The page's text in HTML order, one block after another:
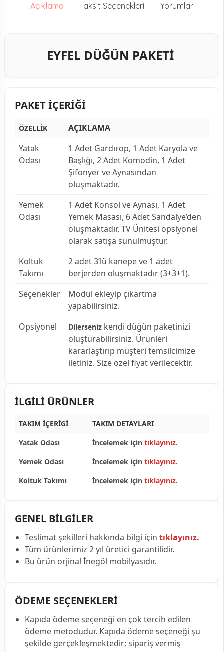
Açıklama Taksit Seçenekleri Yorumlar
EYFEL DÜĞÜN PAKETİ
PAKET İÇERİĞİ
ÖZELLİK
AÇIKLAMA
Yatak
Odası
1 Adet Gardırop, 1 Adet Karyola ve
Başlığı, 2 Adet Komodin, 1 Adet
Şifonyer ve Aynasından
oluşmaktadır.
Yemek
Odası
1 Adet Konsol ve Aynası, 1 Adet
Yemek Masası, 6 Adet Sandalye’den
oluşmaktadır. TV Ünitesi opsiyonel
olarak satışa sunulmuştur.
Koltuk
Takımı
2 adet 3’lü kanepe ve 1 adet
berjerden oluşmaktadır (3+3+1).
Seçenekler
Modül ekleyip çıkartma
yapabilirsiniz.
Opsiyonel
Dilerseniz kendi düğün paketinizi
oluşturabilirsiniz. Ürünleri
kararlaştırıp müşteri temsilcimize
iletiniz. Size özel fiyat verilecektir.
İLGİLİ ÜRÜNLER
TAKIM İÇERİGİ
TAKIM DETAYLARI
Yatak Odası
İncelemek için tıklayınız.
Yemek Odası
İncelemek için tıklayınız.
Koltuk Takımı
İncelemek için tıklayınız.
GENEL BİLGİLER
Teslimat şekilleri hakkında bilgi için tıklayınız.
Tüm ürünlerimiz 2 yıl üretici garantilidir.
Bu ürün orjinal İnegöl mobilyasıdır.
ÖDEME SEÇENEKLERİ
Kapıda ödeme seçeneği en çok tercih edilen
ödeme metodudur. Kapıda ödeme seçeneği şu
şekilde gerçekleşmektedir; sipariş vermiş